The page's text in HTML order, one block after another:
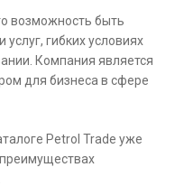
возможность быть
гибких условиях
Компания является
для бизнеса в сфере
Petrol Trade уже